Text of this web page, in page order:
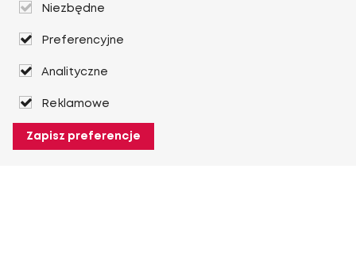
Niezbędne
Preferencyjne
Analityczne
Reklamowe
Zapisz preferencje